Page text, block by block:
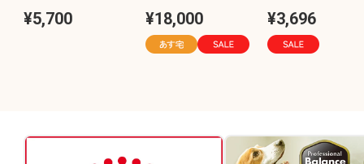
¥5,700 ¥18,000 ¥3,696